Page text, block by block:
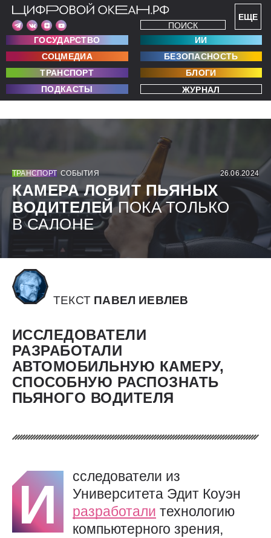
ЕЩЕ
ПОИСК
ГОСУДАРСТВО
ИИ
СОЦМЕДИА
БЕЗОПАСНОСТЬ
ТРАНСПОРТ
БЛОГИ
ПОДКАСТЫ
ЖУРНАЛ
ТРАНСПОРТ СОБЫТИЯ 26.06.2024
КАМЕРА ЛОВИТ ПЬЯНЫХ
ВОДИТЕЛЕЙПОКА ТОЛЬКО
В САЛОНЕ
ТЕКСТ ПАВЕЛ ИЕВЛЕВ
ИССЛЕДОВАТЕЛИ
РАЗРАБОТАЛИ
АВТОМОБИЛЬНУЮ КАМЕРУ,
СПОСОБНУЮ РАСПОЗНАТЬ
ПЬЯНОГО ВОДИТЕЛЯ
И
сследователи из
Университета Эдит Коуэн
разработали технологию
компьютерного зрения,